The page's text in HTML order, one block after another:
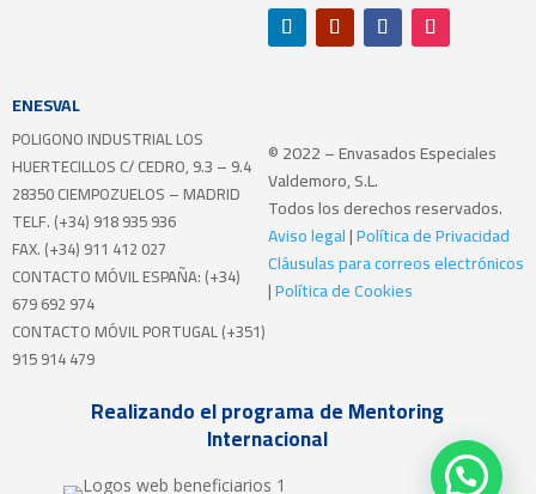
ENESVAL
POLIGONO INDUSTRIAL LOS
HUERTECILLOS C/ CEDRO, 9.3 – 9.4
28350 CIEMPOZUELOS – MADRID
TELF. (+34) 918 935 936
FAX. (+34) 911 412 027
CONTACTO MÓVIL ESPAÑA: (+34)
679 692 974
CONTACTO MÓVIL PORTUGAL (+351)
915 914 479
© 2022 – Envasados Especiales
Valdemoro, S.L.
Todos los derechos reservados.
Aviso legal|Política de Privacidad
Cláusulas para correos electrónicos
|Política de Cookies
Realizando el programa de Mentoring
Internacional